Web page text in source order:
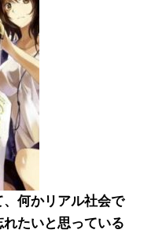
何かリアル社会で
たいと思っている